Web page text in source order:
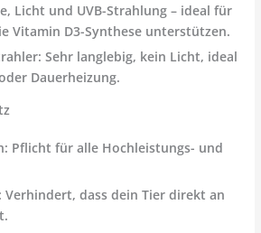
Licht und UVB-Strahlung – ideal für
Vitamin D3-Synthese unterstützen.
Sehr langlebig, kein Licht, ideal
Dauerheizung.
Pflicht für alle Hochleistungs- und
Verhindert, dass dein Tier direkt an